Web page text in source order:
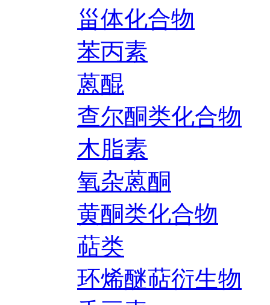
甾体化合物
苯丙素
蒽醌
查尔酮类化合物
木脂素
氧杂蒽酮
黄酮类化合物
萜类
环烯醚萜衍生物